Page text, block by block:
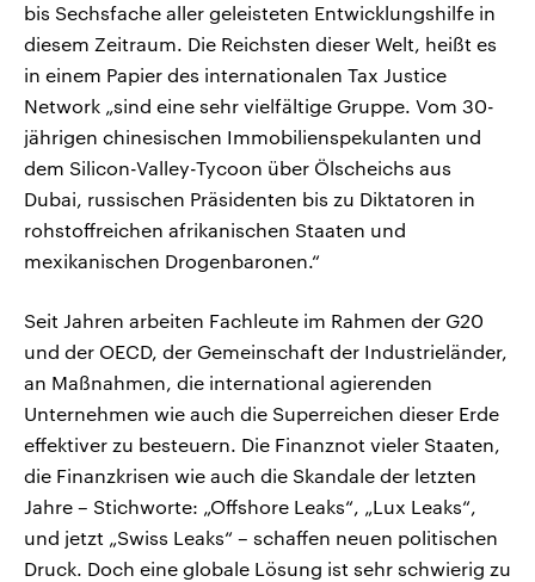
bis Sechsfache aller geleisteten Entwicklungshilfe in
diesem Zeitraum. Die Reichsten dieser Welt, heißt es
in einem Papier des internationalen Tax Justice
Network „sind eine sehr vielfältige Gruppe. Vom 30-
jährigen chinesischen Immobilienspekulanten und
dem Silicon-Valley-Tycoon über Ölscheichs aus
Dubai, russischen Präsidenten bis zu Diktatoren in
rohstoffreichen afrikanischen Staaten und
mexikanischen Drogenbaronen.“
Seit Jahren arbeiten Fachleute im Rahmen der G20
und der OECD, der Gemeinschaft der Industrieländer,
an Maßnahmen, die international agierenden
Unternehmen wie auch die Superreichen dieser Erde
effektiver zu besteuern. Die Finanznot vieler Staaten,
die Finanzkrisen wie auch die Skandale der letzten
Jahre – Stichworte: „Offshore Leaks“, „Lux Leaks“,
und jetzt „Swiss Leaks“ – schaffen neuen politischen
Druck. Doch eine globale Lösung ist sehr schwierig zu